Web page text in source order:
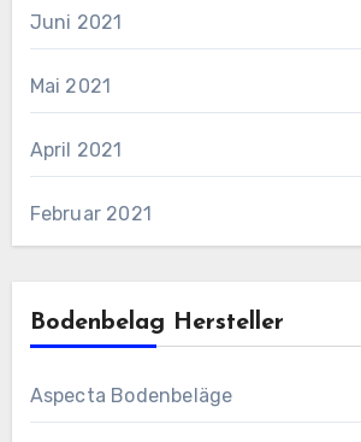
Juni 2021
Mai 2021
April 2021
Februar 2021
Bodenbelag Hersteller
Aspecta Bodenbeläge